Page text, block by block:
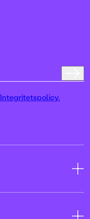
Integritetspolicy.